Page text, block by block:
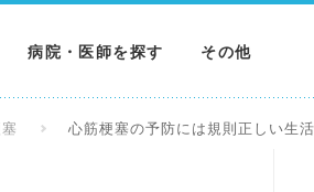
病院・医師を探す その他
心筋梗塞の予防には規則正しい生